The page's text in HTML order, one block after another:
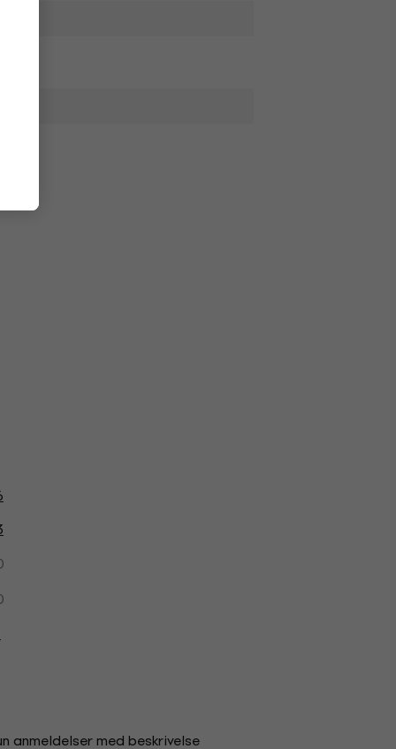
anmeldelser med beskrivelse